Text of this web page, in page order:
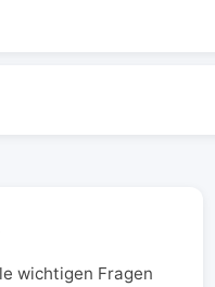
wichtigen Fragen